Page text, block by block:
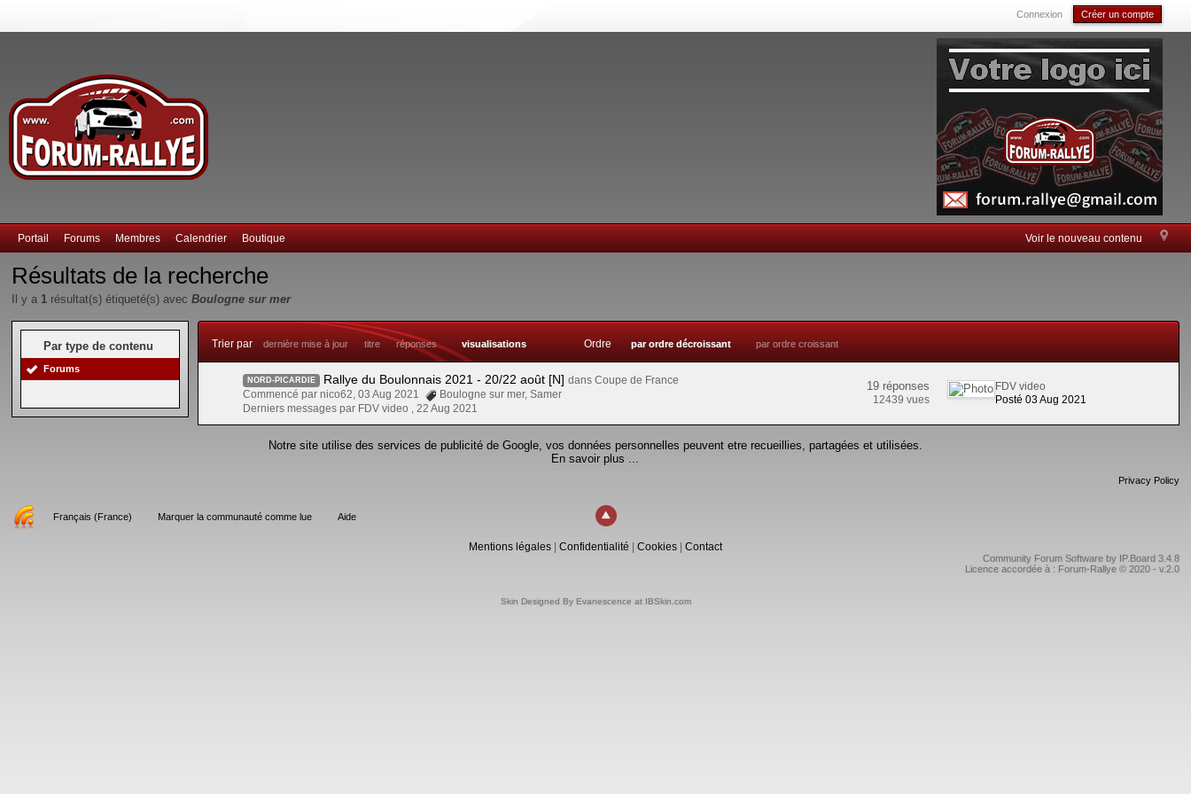
Connexion Créer un compte
Voir le nouveau contenu
Portail Forums Membres Calendrier Boutique
Résultats de la recherche
Il y a 1 résultat(s) étiqueté(s) avecBoulogne sur mer
Par type de contenu
Forums
Trier par dernière mise à jour titre réponses visualisations Ordre par ordre décroissant par ordre croissant
NORD-PICARDIE Rallye du Boulonnais 2021 - 20/22 août [N] dans Coupe de France
Commencé par nico62, 03 Aug 2021
Boulogne sur mer,Samer
Derniers messages par FDV video ,22 Aug 2021
19 réponses
12439 vues
FDV video
Posté 03 Aug 2021
Notre site utilise des services de publicité de Google, vos données personnelles peuvent etre recueillies, partagées et utilisées.
En savoir plus ...
Privacy Policy
Français (France) Marquer la communauté comme lue Aide
Mentions légales| Confidentialité Cookies| Contact
Community Forum Software by IP.Board 3.4.8
Licence accordée à : Forum-Rallye © 2020 - v.2.0
Skin Designed By Evanescence at IBSkin.com